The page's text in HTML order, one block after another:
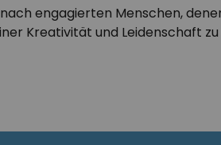
engagierten Menschen,
Kreativität und Leidenschaft